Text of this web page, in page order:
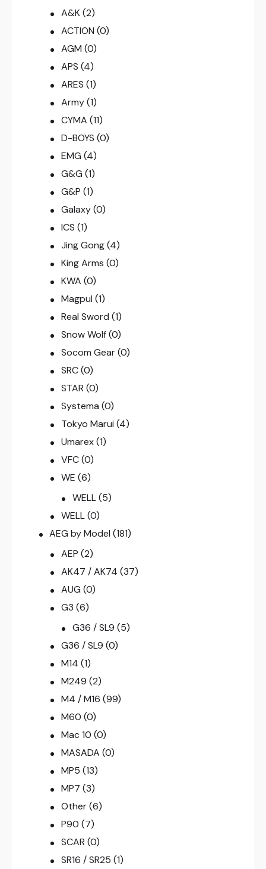
A&K (2)
ACTION (0)
AGM (0)
APS (4)
ARES (1)
Army (1)
CYMA (11)
D-BOYS (0)
EMG (4)
G&G (1)
G&P (1)
Galaxy (0)
ICS (1)
Jing Gong (4)
King Arms (0)
KWA (0)
Magpul (1)
Real Sword (1)
Snow Wolf (0)
Socom Gear (0)
SRC (0)
STAR (0)
Systema (0)
Tokyo Marui (4)
Umarex (1)
VFC (0)
WE (6)
WELL (5)
WELL (0)
AEG by Model (181)
AEP (2)
AK47 / AK74 (37)
AUG (0)
G3 (6)
G36 / SL9 (5)
G36 / SL9 (0)
M14 (1)
M249 (2)
M4 / M16 (99)
M60 (0)
Mac 10 (0)
MASADA (0)
MP5 (13)
MP7 (3)
Other (6)
P90 (7)
SCAR (0)
SR16 / SR25 (1)